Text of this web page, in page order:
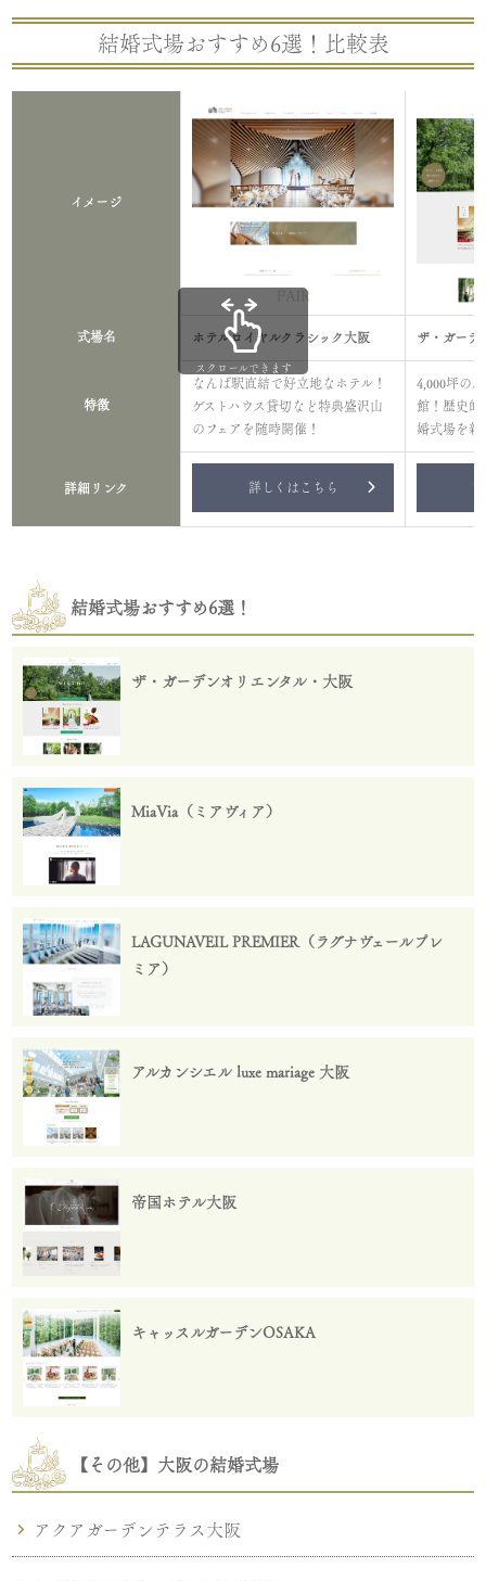
結婚式場おすすめ6選！比較表
イメージ
式場名 ホテルロイヤルクラシック大阪 ザ・ガーデ
特徴
なんば駅直結で好立地なホテル！
ゲストハウス貸切など特典盛沢山
のフェアを随時開催！
4,000坪の
館！歴史的
婚式場を新
詳細リンク 詳しくはこちら
スクロールできます
結婚式場おすすめ6選！
ザ・ガーデンオリエンタル・大阪
MiaVia（ミアヴィア）
LAGUNAVEIL PREMIER（ラグナヴェールプレ
ミア）
アルカンシエル luxe mariage 大阪
帝国ホテル大阪
キャッスルガーデンOSAKA
【その他】大阪の結婚式場
アクアガーデンテラス大阪